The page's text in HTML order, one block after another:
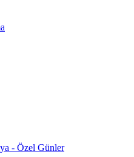
- Özel Günler